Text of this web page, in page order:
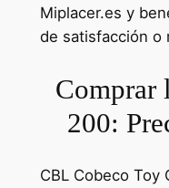
Miplacer.es y
de satisfacción o
Comprar
200:
CBL Cobeco Toy